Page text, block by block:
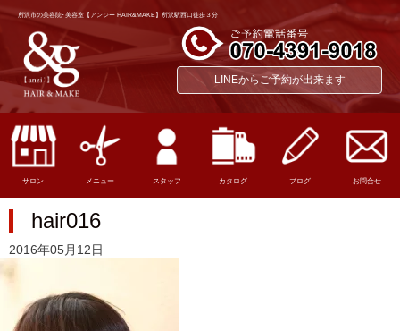
所沢市の美容院･美容室【アンジー HAIR&MAKE】所沢駅西口徒歩３分
LINEからご予約が出来ます
サロン メニュー スタッフ カタログ ブログ お問合せ
hair016
2016年05月12日